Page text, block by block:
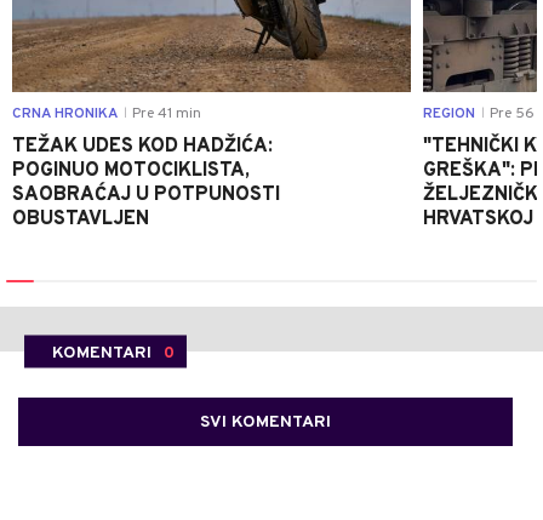
CRNA HRONIKA Pre 41 min
TEŽAK UDES KOD HADŽIĆA:
POGINUO MOTOCIKLISTA,
SAOBRAĆAJ U POTPUNOSTI
OBUSTAVLJEN
REGION Pre 56
"TEHNIČKI
GREŠKA":
HRVATSKOJ
KOMENTARI 0
SVI KOMENTARI